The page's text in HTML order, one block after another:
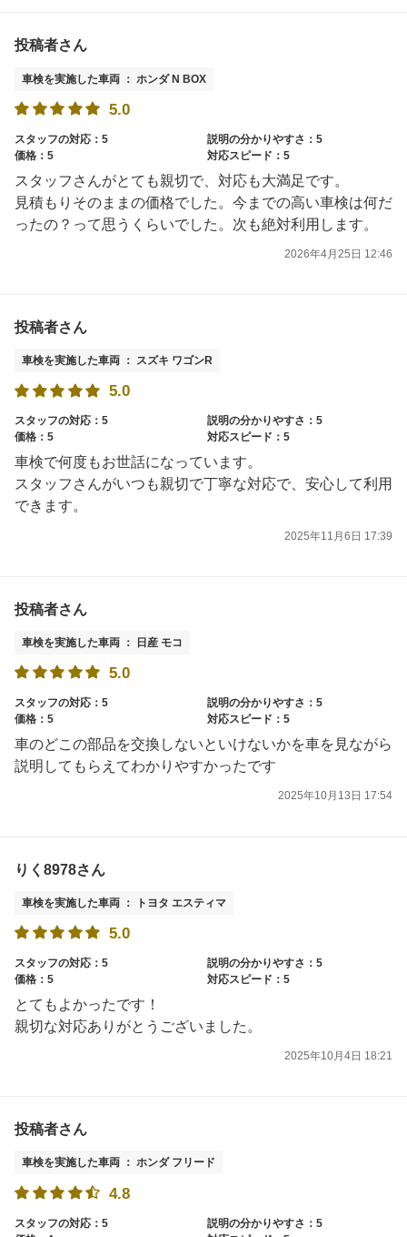
投稿者さん
車検を実施した車両 ： ホンダ N BOX
5.0
スタッフの対応：5
説明の分かりやすさ：5
価格：5
対応スピード：5
スタッフさんがとても親切で、対応も大満足です。
見積もりそのままの価格でした。今までの高い車検は何だ
ったの？って思うくらいでした。次も絶対利用します。
2026年4月25日 12:46
投稿者さん
車検を実施した車両 ： スズキ ワゴンR
5.0
スタッフの対応：5
説明の分かりやすさ：5
価格：5
対応スピード：5
車検で何度もお世話になっています。
スタッフさんがいつも親切で丁寧な対応で、安心して利用
できます。
2025年11月6日 17:39
投稿者さん
車検を実施した車両 ： 日産 モコ
5.0
スタッフの対応：5
説明の分かりやすさ：5
価格：5
対応スピード：5
車のどこの部品を交換しないといけないかを車を見ながら
説明してもらえてわかりやすかったです
2025年10月13日 17:54
りく8978さん
車検を実施した車両 ： トヨタ エスティマ
5.0
スタッフの対応：5
説明の分かりやすさ：5
価格：5
対応スピード：5
とてもよかったです！
親切な対応ありがとうございました。
2025年10月4日 18:21
投稿者さん
車検を実施した車両 ： ホンダ フリード
4.8
スタッフの対応：5
説明の分かりやすさ：5